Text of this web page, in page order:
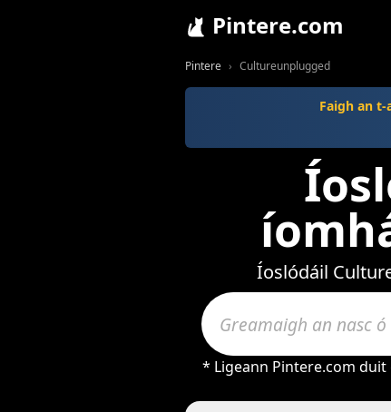
Pintere.com
Pintere Cultureunplugged
Faigh an
Íoslódáil
* Ligeann Pintere.com